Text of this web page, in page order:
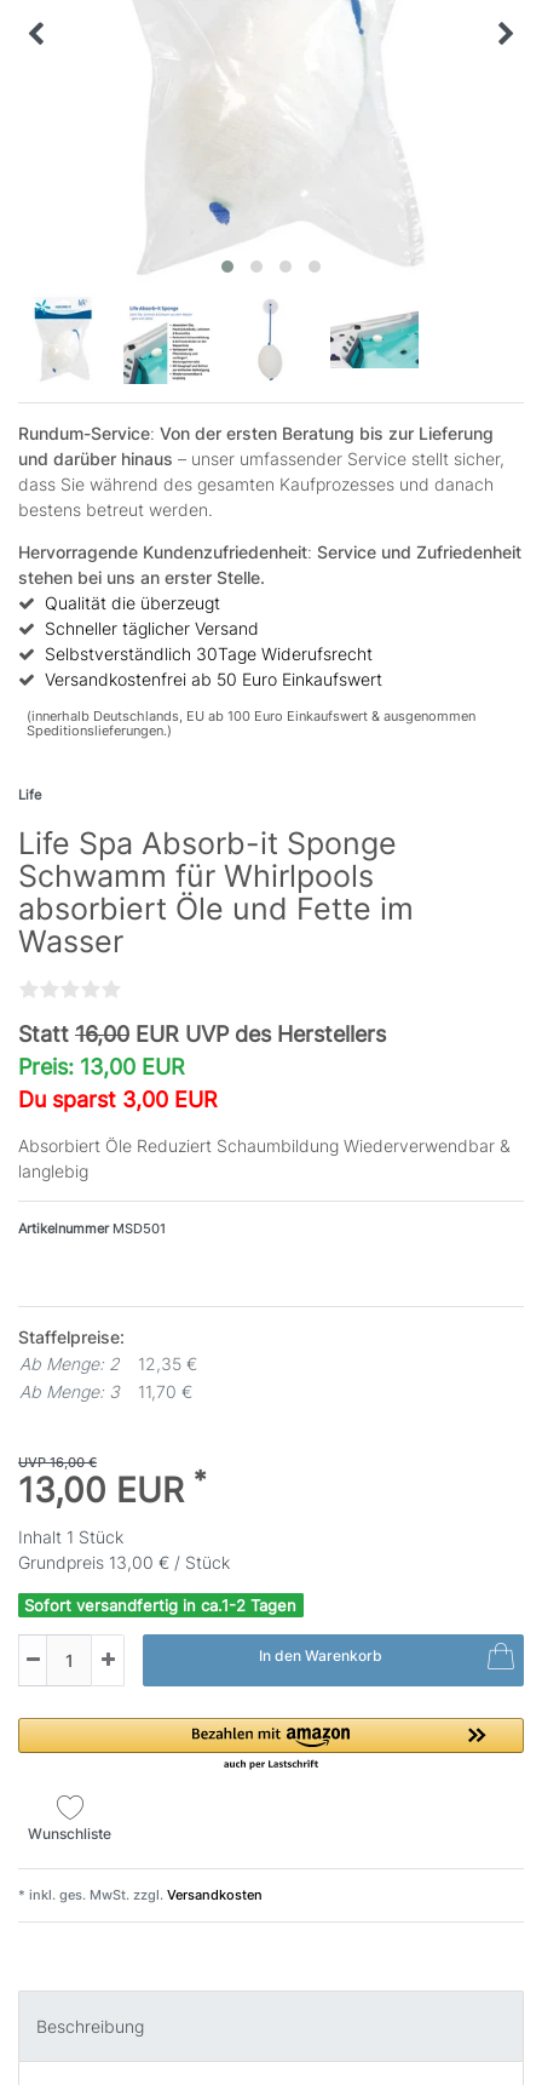
Rundum-Service: Von der ersten Beratung bis zur Lieferung
und darüber hinaus – unser umfassender Service stellt sicher,
dass Sie während des gesamten Kaufprozesses und danach
bestens betreut werden.
Hervorragende Kundenzufriedenheit: Service und Zufriedenheit
stehen bei uns an erster Stelle.
Qualität die überzeugt
Schneller täglicher Versand
Selbstverständlich 30Tage Widerufsrecht
Versandkostenfrei ab 50 Euro Einkaufswert
(innerhalb Deutschlands, EU ab 100 Euro Einkaufswert & ausgenommen
Speditionslieferungen.)
Life
Life Spa Absorb-it Sponge
Schwamm für Whirlpools
absorbiert Öle und Fette im
Wasser
Statt 16,00 EUR UVP des Herstellers
Preis: 13,00 EUR
Du sparst 3,00 EUR
Absorbiert Öle Reduziert Schaumbildung Wiederverwendbar &
langlebig
Artikelnummer MSD501
Staffelpreise:
Ab Menge: 2
12,35 €
Ab Menge: 3
11,70 €
UVP 16,00 €
13,00 EUR *
Inhalt 1 Stück
Grundpreis 13,00 € / Stück
Sofort versandfertig in ca.1-2 Tagen
In den Warenkorb
Wunschliste
* inkl. ges. MwSt. zzgl. Versandkosten
Beschreibung